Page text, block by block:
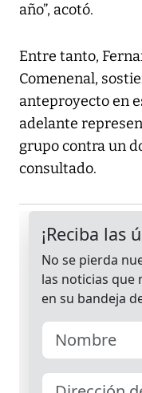
año”, acotó.
Entre tanto,
Comenenal,
anteproyecto en
adelante
grupo contra un
consultado.